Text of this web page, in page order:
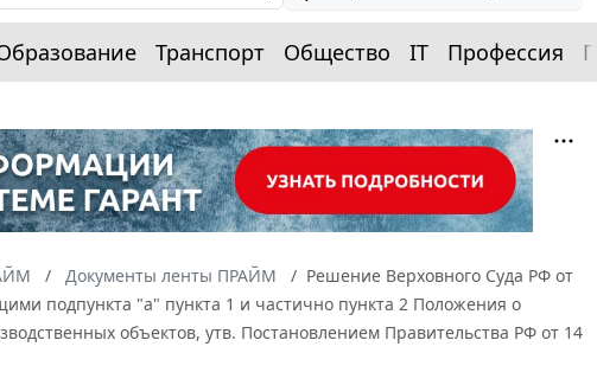
Транспорт Общество IT Профессия
Документы ленты ПРАЙМ
Решение Верховного Суда РФ от
подпункта "а" пункта 1 и частично пункта 2 Положения о
объектов, утв. Постановлением Правительства РФ от 14